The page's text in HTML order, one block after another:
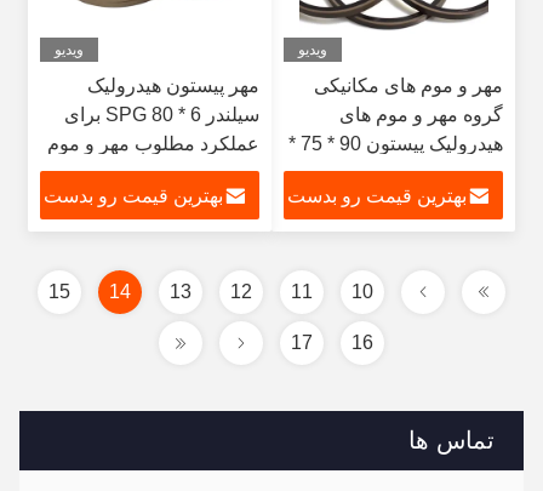
تماس ها
ویدیو
مهر و موم های مکانیکی
گروه مهر و موم های
هیدرولیک پیستون 90 * 75 *
7.3 برای ساخت و ساز
بهترین قیمت رو بدست
ویدیو
مهر پیستون هیدرولیک
سیلندر SPG 80 * 6 برای
عملکرد مطلوب مهر و موم
بهترین قیمت رو بدست
10
11
12
13
14
15
16
17